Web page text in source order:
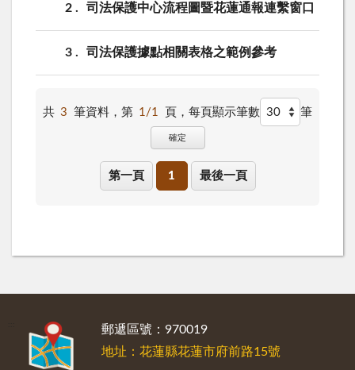
2 司法保護中心流程圖暨花蓮通報連繫窗口
3 司法保護據點相關表格之範例參考
共 3 筆資料，第 1/1 頁， 每頁顯示筆數 筆
確定
第一頁 1 最後一頁
郵遞區號：970019
地址：花蓮縣花蓮市府前路15號